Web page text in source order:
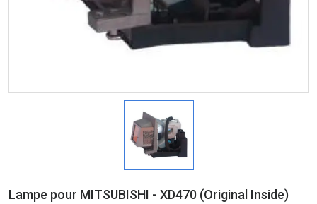
Lampe pour MITSUBISHI - XD470 (Original Inside)